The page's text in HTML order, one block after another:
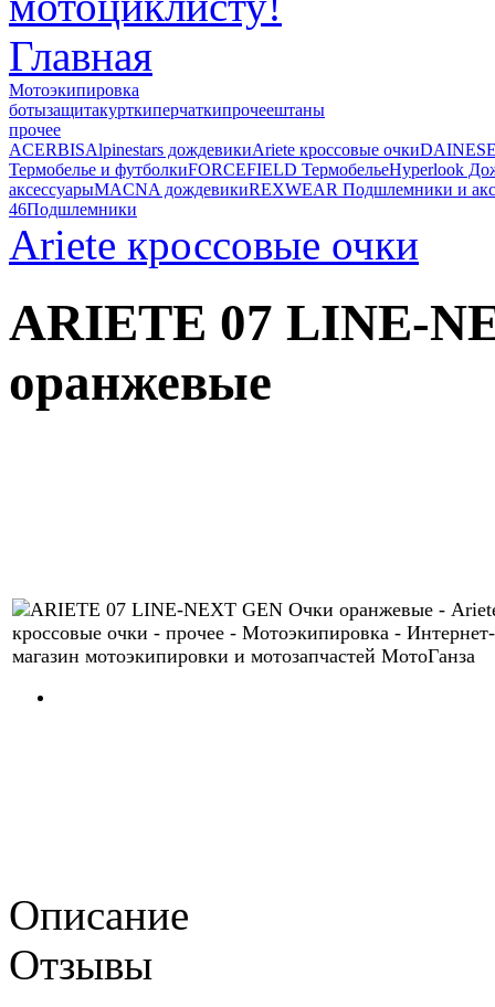
Главная
Мотоэкипировка
ботызащитакурткиперчаткипрочеештаны
прочее
ACERBISAlpinestars дождевикиAriete кроссовые очки
Термобелье и футболкиFORCEFIELD ТермобельеHyperlook
аксессуарыMACNA дождевикиREXWEAR Подшлемники и
46Подшлемники
Ariete кроссовые очки
ARIETE 07 LINE-
оранжевые
Описание
Отзывы